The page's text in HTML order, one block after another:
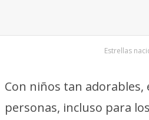
Estrellas
Con niños tan adorables,
personas, incluso para